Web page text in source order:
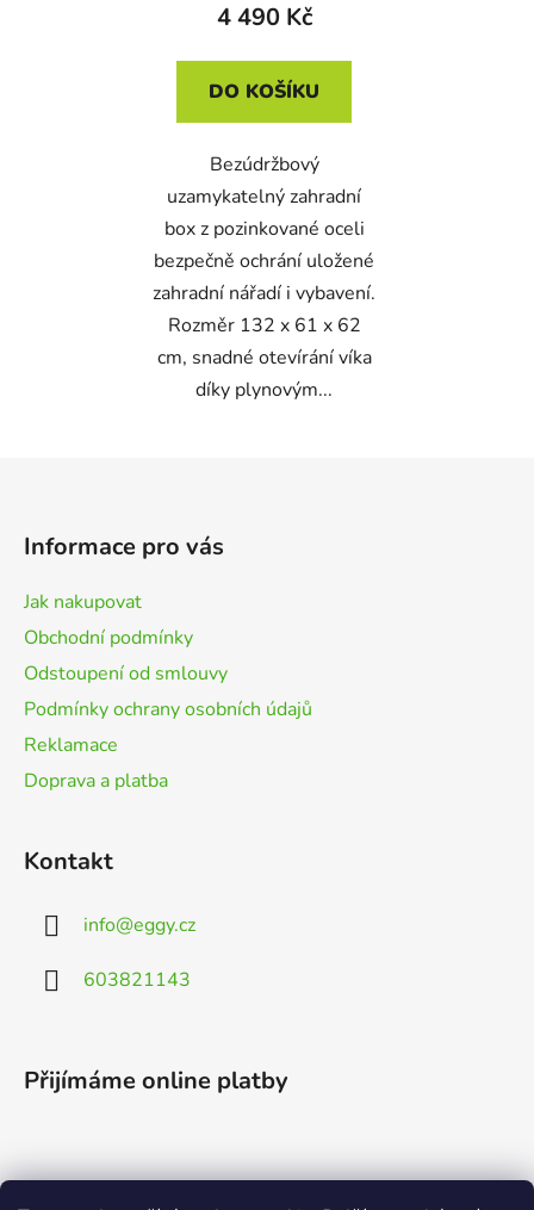
4 490 Kč
DO KOŠÍKU
Bezúdržbový
uzamykatelný zahradní
box z pozinkované oceli
bezpečně ochrání uložené
zahradní nářadí i vybavení.
Rozměr 132 x 61 x 62
cm, snadné otevírání víka
díky plynovým...
Informace pro vás
Jak nakupovat
Obchodní podmínky
Odstoupení od smlouvy
Podmínky ochrany osobních údajů
Reklamace
Doprava a platba
Kontakt
info@eggy.cz
603821143
Přijímáme online platby